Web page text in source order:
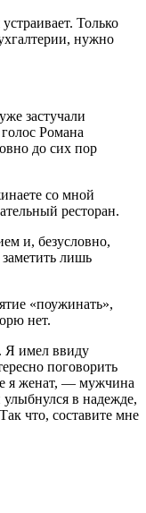
Только
нужно
застучали
Романа
до сих пор
со мной
ресторан.
и, безусловно,
лишь
«поужинать»,
нет.
Я имел ввиду
поговорить
я женат, — мужчина
в надежде,
что, составите мне